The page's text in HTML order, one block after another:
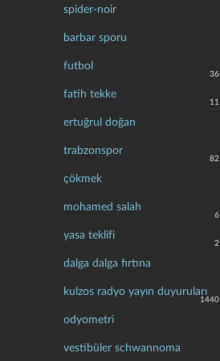
spider-noir
barbar sporu
futbol
36
fatih tekke
11
ertuğrul doğan
trabzonspor
82
çökmek
mohamed salah
6
yasa teklifi
2
dalga dalga fırtına
kulzos radyo yayın duyuruları
1440
odyometri
vestibüler schwannoma